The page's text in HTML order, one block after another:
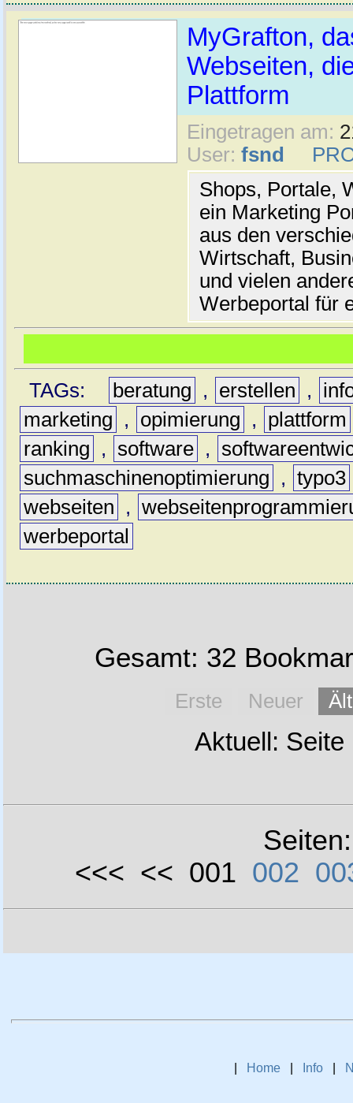
MyGrafton,
Webseiten,
Plattform
Eingetragen am:
User: fsnd
Shops, Portale,
ein Marketing
aus den
Wirtschaft,
und vielen
Werbeportal für
TAGs: beratung , erstellen ,
marketing
, opimierung , plattform
ranking
, software ,
suchmaschinenoptimierung
, typo3
webseiten
,
werbeportal
Gesamt: 32
Erste Neuer
Aktuell: Seite
<<< << 001 002
Home Info